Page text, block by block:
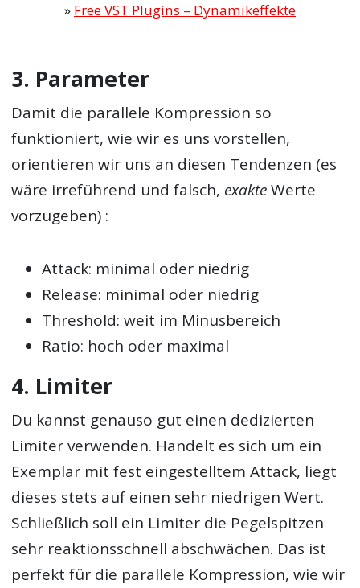
» Free VST Plugins – Dynamikeffekte
3. Parameter
Damit die parallele Kompression so
funktioniert, wie wir es uns vorstellen,
orientieren wir uns an diesen Tendenzen (es
wäre irreführend und falsch, exakteWerte
vorzugeben) :
Attack: minimal oder niedrig
Release: minimal oder niedrig
Threshold: weit im Minusbereich
Ratio: hoch oder maximal
4. Limiter
Du kannst genauso gut einen dedizierten
Limiter verwenden. Handelt es sich um ein
Exemplar mit fest eingestelltem Attack, liegt
dieses stets auf einen sehr niedrigen Wert.
Schließlich soll ein Limiter die Pegelspitzen
sehr reaktionsschnell abschwächen. Das ist
perfekt für die parallele Kompression, wie wir